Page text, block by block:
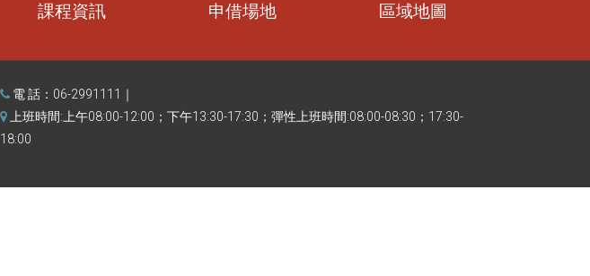
課程資訊 申借場地 區域地圖
電 話：06-2991111｜
上班時間:上午08:00-12:00；下午13:30-17:30；彈性上班時間:08:00-08:30；17:30-
18:00